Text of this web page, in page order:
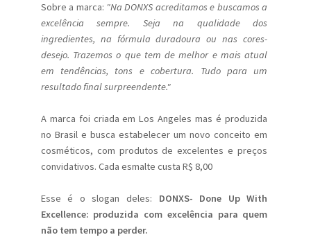
Sobre a marca: "Na DONXS acreditamos e buscamos a
excelência sempre. Seja na qualidade dos
ingredientes, na fórmula duradoura ou nas cores-
desejo. Trazemos o que tem de melhor e mais atual
em tendências, tons e cobertura. Tudo para um
resultado final surpreendente."
A marca foi criada em Los Angeles mas é produzida
no Brasil e busca estabelecer um novo conceito em
cosméticos, com produtos de excelentes e preços
convidativos. Cada esmalte custa R$ 8,00
Esse é o slogan deles: DONXS- Done Up With
Excellence: produzida com excelência para quem
não tem tempo a perder.